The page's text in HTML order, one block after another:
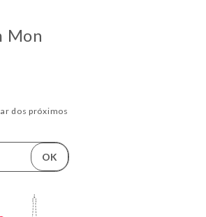
Mon
dos próximos
OK